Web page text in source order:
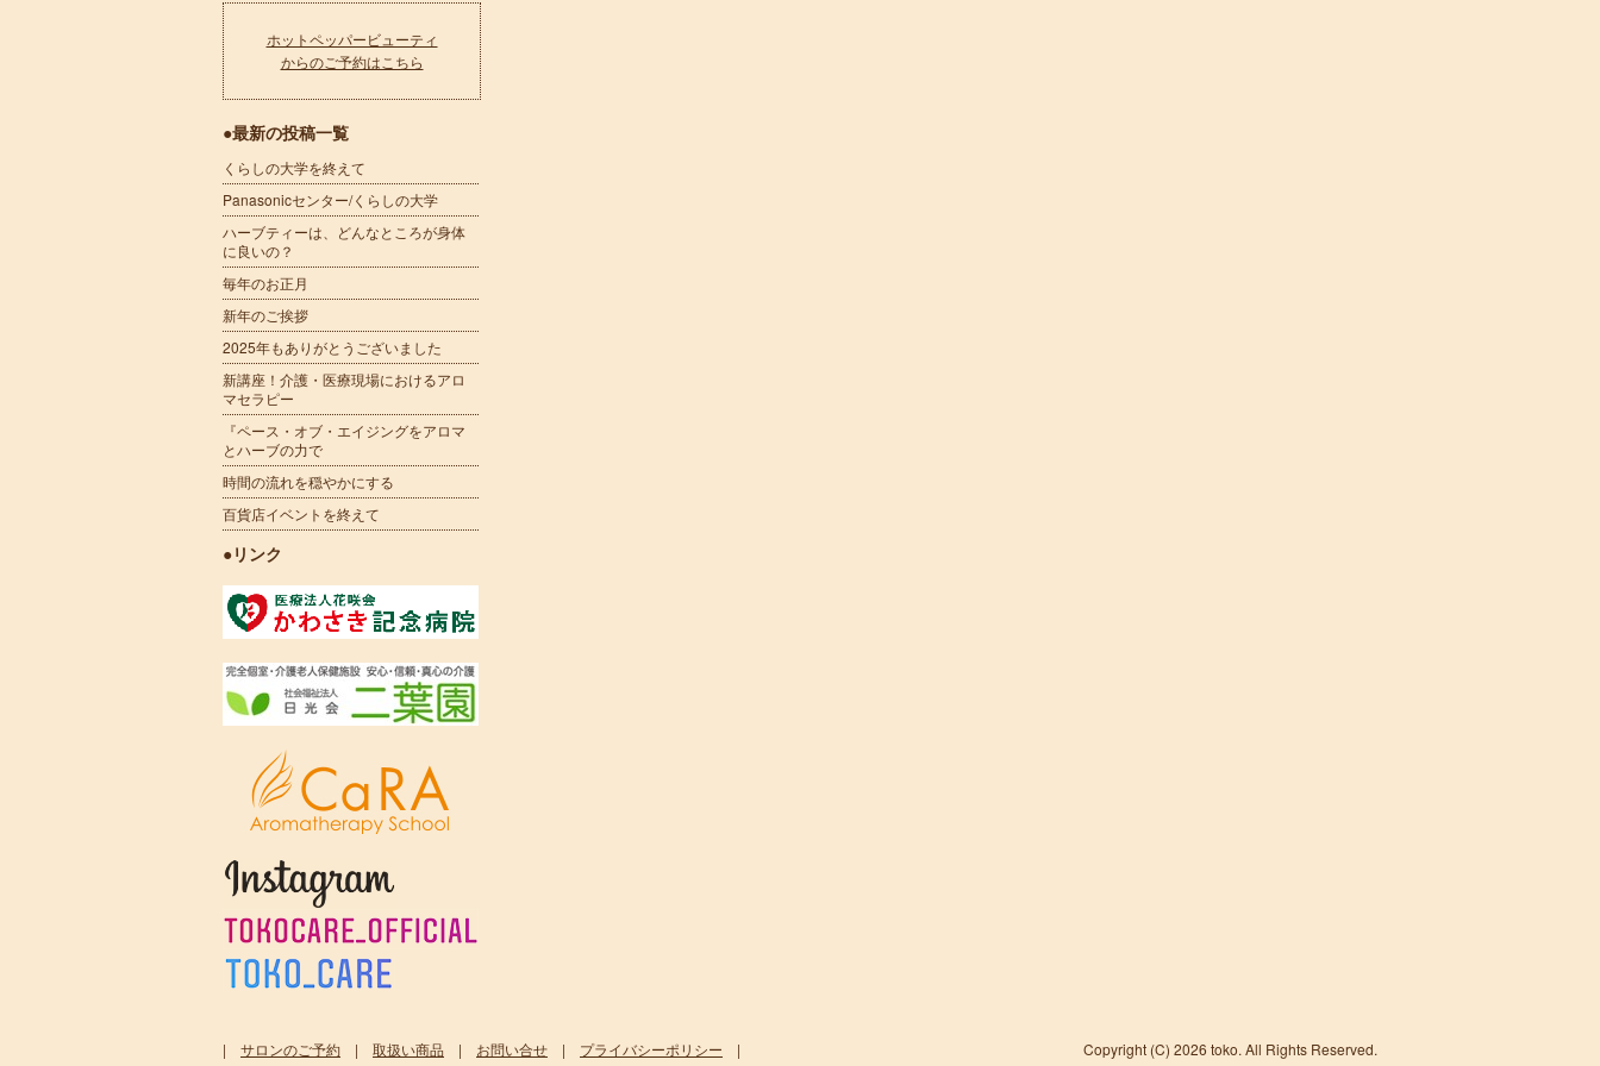
ホットペッパービューティ
からのご予約はこちら
●最新の投稿一覧
くらしの大学を終えて
Panasonicセンター/くらしの大学
ハーブティーは、どんなところが身体
に良いの？
毎年のお正月
新年のご挨拶
2025年もありがとうございました
新講座！介護・医療現場におけるアロ
マセラピー
『ペース・オブ・エイジングをアロマ
とハーブの力で
時間の流れを穏やかにする
百貨店イベントを終えて
●リンク
| サロンのご予約 | 取扱い商品 | お問い合せ | プライバシーポリシー | Copyright (C) 2026 toko. All Rights Reserved.